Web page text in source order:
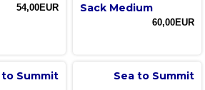
54,00EUR
Sack Medium
60,00EUR
to Summit Sea to Summit